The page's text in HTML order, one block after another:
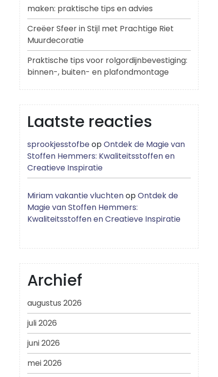
maken: praktische tips en advies
Creëer Sfeer in Stijl met Prachtige Riet
Muurdecoratie
Praktische tips voor rolgordijnbevestiging:
binnen-, buiten- en plafondmontage
Laatste reacties
sprookjesstofbeopOntdek de Magie van
Stoffen Hemmers: Kwaliteitsstoffen en
Creatieve Inspiratie
Miriam vakantie vluchtenopOntdek de
Magie van Stoffen Hemmers:
Kwaliteitsstoffen en Creatieve Inspiratie
Archief
augustus 2026
juli 2026
juni 2026
mei 2026